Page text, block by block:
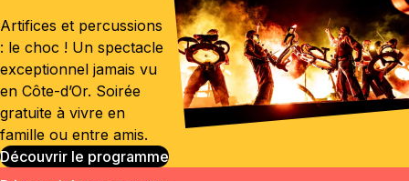
Artifices et percussions
: le choc ! Un spectacle
exceptionnel jamais vu
en Côte-d’Or. Soirée
gratuite à vivre en
famille ou entre amis.
Découvrir le programme